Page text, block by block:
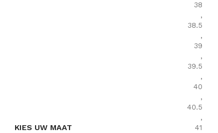
KIES UW MAAT
38
,
38.5
,
39
,
39.5
,
40
,
40.5
,
41